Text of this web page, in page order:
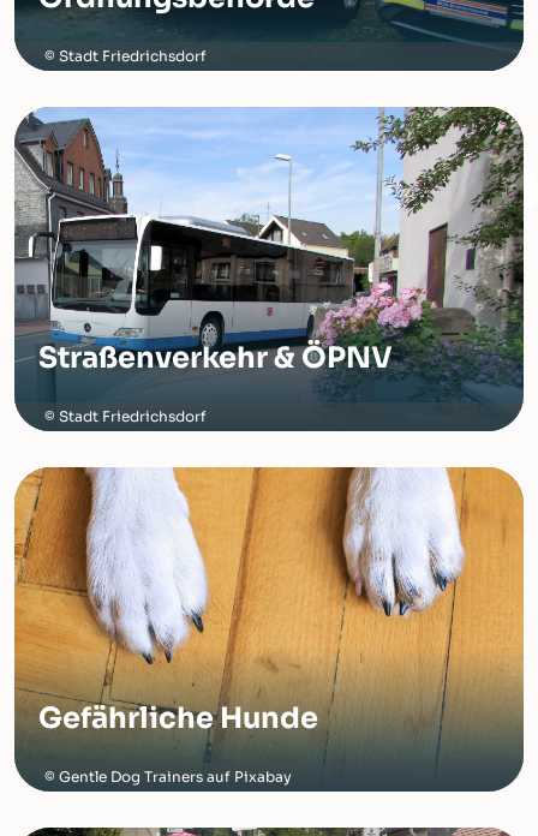
Stadt Friedrichsdorf
Straßenverkehr & ÖPNV
Stadt Friedrichsdorf
Gefährliche Hunde
Gentle Dog Trainers auf Pixabay